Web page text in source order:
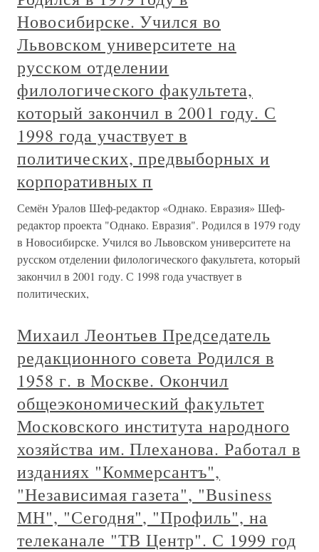
Новосибирске. Учился во
Львовском университете на
русском отделении
филологического факультета,
который закончил в 2001 году. С
1998 года участвует в
политических, предвыборных и
корпоративных п
Семён Уралов Шеф-редактор «Однако. Евразия» Шеф-
редактор проекта "Однако. Евразия". Родился в 1979 году
в Новосибирске. Учился во Львовском университете на
русском отделении филологического факультета, который
закончил в 2001 году. С 1998 года участвует в
политических,
Михаил Леонтьев Председатель
редакционного совета Родился в
1958 г. в Москве. Окончил
общеэкономический факультет
Московского института народного
хозяйства им. Плеханова. Работал в
изданиях "Коммерсантъ",
"Независимая газета", "Вusinеss
МН", "Сегодня", "Профиль", на
телеканале "ТВ Центр". С 1999 год